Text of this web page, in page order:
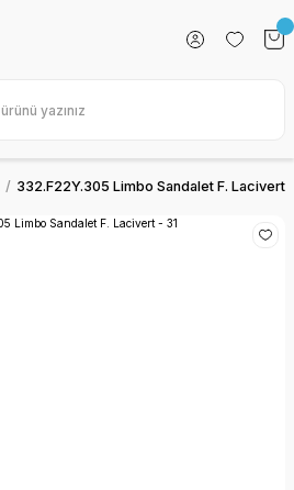
332.F22Y.305 Limbo Sandalet F. Lacivert